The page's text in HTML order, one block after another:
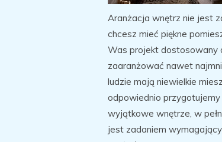
Aranżacja wnętrz nie jest
chcesz mieć piękne
Was projekt dostosowany
zaaranżować nawet
ludzie mają niewielkie
odpowiednio
wyjątkowe wnętrze, w
jest zadaniem